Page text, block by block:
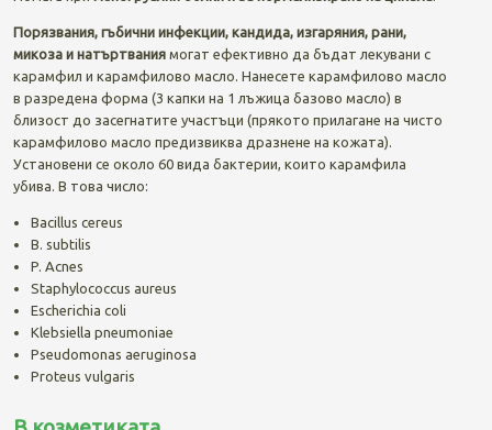
Порязвания, гъбични инфекции, кандида, изгаряния, рани,
микоза и натъртваниямогат ефективно да бъдат лекувани с
карамфил и карамфилово масло. Нанесете карамфилово масло
в разредена форма (3 капки на 1 лъжица базово масло) в
близост до засегнатите участъци (прякото прилагане на чисто
карамфилово масло предизвиква дразнене на кожата).
Установени се около 60 вида бактерии, които карамфила
убива. В това число:
Bacillus cereus
B. subtilis
P. Acnes
Staphylococcus aureus
Escherichia coli
Klebsiella pneumoniae
Pseudomonas aeruginosa
Proteus vulgaris